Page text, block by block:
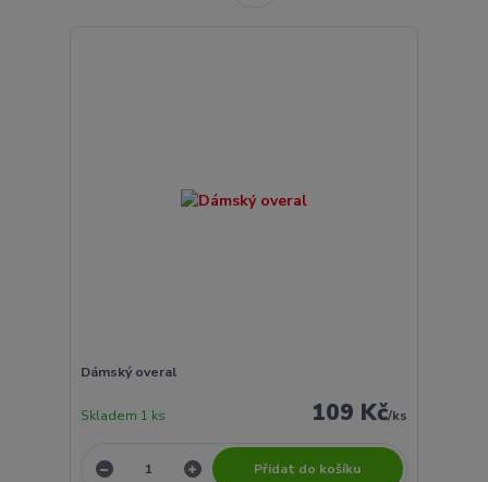
Dámský overal
109 Kč/ks
Skladem 1 ks
Přidat do košíku